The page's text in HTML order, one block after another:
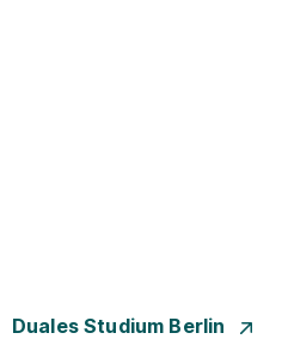
Duales Studium Berlin